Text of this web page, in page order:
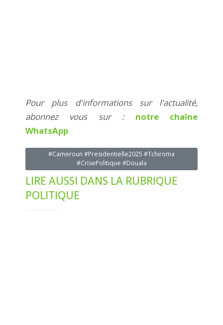
Pour plus d'informations sur l'actualité,
abonnez vous sur : notre chaîne
WhatsApp
#Cameroun #Presidentielle2025 #Tchiroma
#CrisePolitique #Douala
LIRE AUSSI DANS LA RUBRIQUE
POLITIQUE